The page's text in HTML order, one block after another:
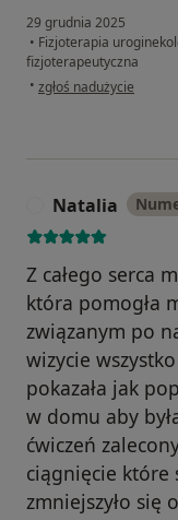
29 grudnia 2025
• Fizjoterapia
fizjoterapeutyczna
• w opinii użytkownika
zgłoś nadużycie
Natalia
Z całego serca
która pomogła
związanym po
wizycie
pokazała jak
w domu aby
ćwiczeń
ciągnięcie które
zmniejszyło się